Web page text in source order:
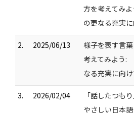
方を考えてみ
の更なる充実
2. 2025/06/13
様子を表す言
考えてみよう:
なる充実に向け
3. 2026/02/04
「話したつも
やさしい日本